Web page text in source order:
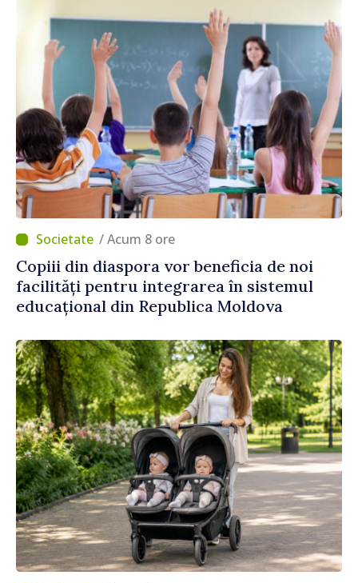
/ Acum 8 ore
Copiii din diaspora vor beneficia de noi
facilități pentru integrarea în sistemul
educațional din Republica Moldova